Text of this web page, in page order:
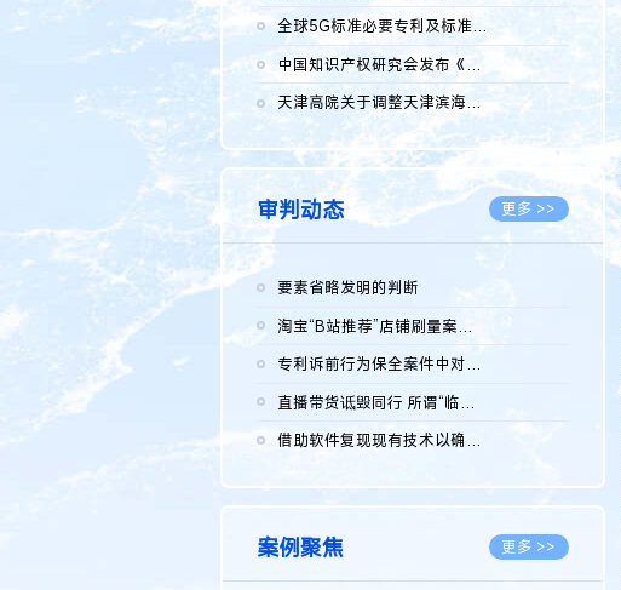
全球5G标准必要专利及标准提案研究报告（2026年）全文发布
中国知识产权研究会发布《2025年度中国企业海外知识产权纠纷调查...
2026.08.07
天津高院关于调整天津滨海高新技术产业开发区华苑科技园一审普通...
2026.08.07
审判动态 更多 >>
要素省略发明的判断
淘宝“B站推荐”店铺刷量案维持原判，两被告连带赔偿150万元
专利诉前行为保全案件中对仿制药申请人曾作出三类声明的考量及违...
直播带货诋毁同行 所谓“临场发挥”不免责
借助软件复现现有技术以确认相关参数特征是否被公开
案例聚焦 更多 >>